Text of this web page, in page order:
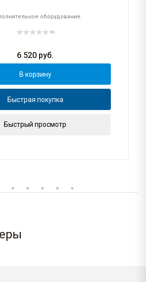
оборудование
(0)
6 520 руб.
В корзину
Быстрая покупка
Быстрый просмотр